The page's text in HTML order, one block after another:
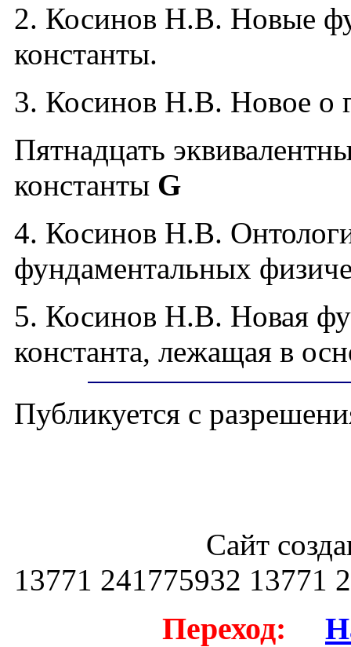
2. Косинов Н.В. Новые
константы.
3. Косинов Н.В. Новое о
Пятнадцать
константы G
4. Косинов Н.В.
фундаментальных
5. Косинов Н.В. Новая
константа, лежащая в
Публикуется с
Сайт
13771 241775932 13771
Переход: